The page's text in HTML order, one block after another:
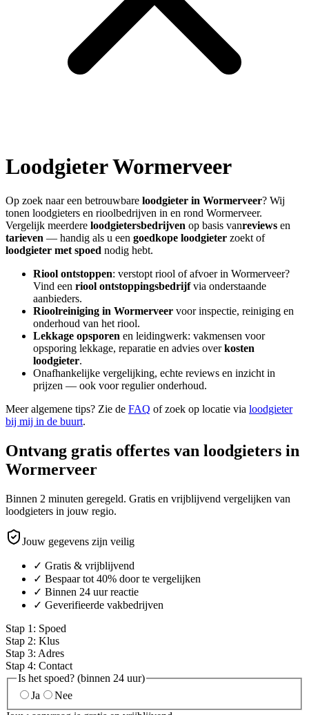
LoodgieterWormerveer
Op zoek naar een betrouwbare loodgieter in Wormerveer? Wij
tonen loodgieters en rioolbedrijven in en rond Wormerveer.
Vergelijk meerdere loodgietersbedrijven op basis vanreviews en
tarieven — handig als u een goedkope loodgieter zoekt of
loodgieter met spoed nodig hebt.
Riool ontstoppen: verstopt riool of afvoer in Wormerveer?
Vind een riool ontstoppingsbedrijfvia onderstaande
aanbieders.
Rioolreiniging in Wormerveer voor inspectie, reiniging en
onderhoud van het riool.
Lekkage opsporen en leidingwerk: vakmensen voor
opsporing lekkage, reparatie en advies overkosten
loodgieter.
Onafhankelijke vergelijking, echte reviews en inzicht in
prijzen — ook voor regulier onderhoud.
Meer algemene tips? Zie de FAQ of zoek op locatie via loodgieter
bij mij in de buurt.
Ontvang gratis offertes van loodgieters in
Wormerveer
Binnen 2 minuten geregeld. Gratis en vrijblijvend vergelijken van
loodgieters in jouw regio.
Jouw gegevens zijn veilig
✓ Gratis & vrijblijvend
✓ Bespaar tot 40% door te vergelijken
✓ Binnen 24 uur reactie
✓ Geverifieerde vakbedrijven
Stap 1 : Spoed
Stap 2: Klus
Stap 3: Adres
Stap 4: Contact
Is het spoed? (binnen 24 uur)
Ja
Nee